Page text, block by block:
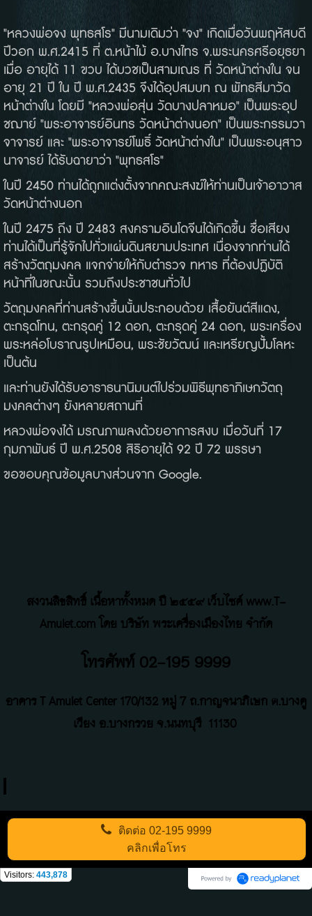
"หลวงพ่อจง พุทธสโร" มีนามเดิมว่า "จง" เกิดเมื่อวันพฤหัสบดี
ปีวอก พ.ศ.2415 ที่ ต.หน้าไม้ อ.บางไทร จ.พระนครศรีอยุธยา
เมื่อ อายุได้ 11 ขวบ ได้บวชเป็นสามเณร ที่ วัดหน้าต่างใน จน
อายุ 21 ปี ใน ปี พ.ศ.2435 จึงได้อุปสมบท ณ พัทธสีมาวัด
หน้าต่างใน โดยมี "หลวงพ่อสุ่น วัดบางปลาหมอ" เป็นพระอุป
ชฌาย์ "พระอาจารย์อินทร วัดหน้าต่างนอก" เป็นพระกรรมวา
จาจารย์ และ "พระอาจารย์โพธิ์ วัดหน้าต่างใน" เป็นพระอนุสาว
นาจารย์ ได้รับฉายาว่า "พุทธสโร"
ในปี 2450 ท่านได้ถูกแต่งตั้งจากคณะสงฆ์ให้ท่านเป็นเจ้าอาวาส
วัดหน้าต่างนอก
ในปี 2475 ถึง ปี 2483 สงครามอินโดจีนได้เกิดขึ้น ชื่อเสียง
ท่านได้เป็นที่รู้จักไปทั่วแผ่นดินสยามประเทศ เนื่องจากท่านได้
สร้างวัตถุมงคล แจกจ่ายให้กับตำรวจ ทหาร ที่ต้องปฏิบัติ
หน้าที่ในขณะนั้น รวมถึงประชาชนทั่วไป
วัตถุมงคลที่ท่านสร้างขึ้นนั้นประกอบด้วย เสื้อยันต์สีแดง,
ตะกรุดโทน, ตะกรุดคู่ 12 ดอก, ตะกรุดคู่ 24 ดอก, พระเครื่อง
พระหล่อโบราณรูปเหมือน, พระชัยวัฒน์ และเหรียญปั้มโลหะ
เป็นต้น
และท่านยังได้รับอาราธนานิมนต์ไปร่วมพิธีพุทธาภิเษกวัตถุ
มงคลต่างๆ ยังหลายสถานที่
หลวงพ่อจงได้ มรณภาพลงด้วยอาการสงบ เมื่อวันที่ 17
กุมภาพันธ์ ปี พ.ศ.2508 สิริอายุได้ 92 ปี 72 พรรษา
ขอขอบคุณข้อมูลบางส่วนจาก Google.
สงวนลิขสิทธิ์ เนื้อหาทั้งหมด ปี ๒๕๕๙ เว็บไซค์ www.T-
Amulet.com โดย บริษัท พระเครื่องเมืองไทย จำกัด
โทรศัพท์ 02-195 9999
อาคาร T Amulet Center170/132 หมู่ 7 ถ.กาญจนาภิเษก ต.บางคู
เวียง อ.บางกรวย จ.นนทบุรี 11130
ติดต่อ02-195 9999
คลิกเพื่อโทร
Visitors: 443,878